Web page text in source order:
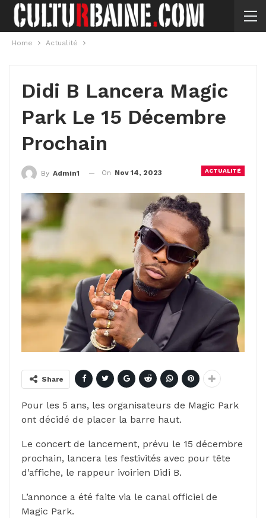
Home Actualité
Didi B Lancera Magic
Park Le 15 Décembre
Prochain
ACTUALITÉ
By Admin1 On Nov 14, 2023
Share
Pour les 5 ans, les organisateurs de Magic Park
ont décidé de placer la barre haut.
Le concert de lancement, prévu le 15 décembre
prochain, lancera les festivités avec pour tête
d’affiche, le rappeur ivoirien Didi B.
L’annonce a été faite via le canal officiel de
Magic Park.